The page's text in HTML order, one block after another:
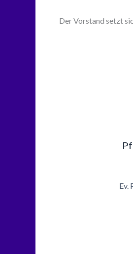
Der Vorstand setzt
Ev.